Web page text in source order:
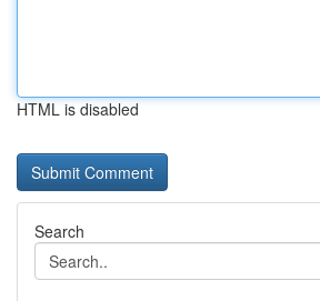
HTML is disabled
Search